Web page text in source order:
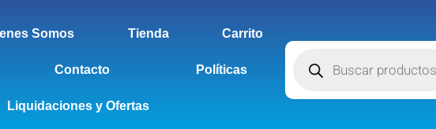
Somos Tienda Carrito
Contacto Políticas
Liquidaciones y Ofertas